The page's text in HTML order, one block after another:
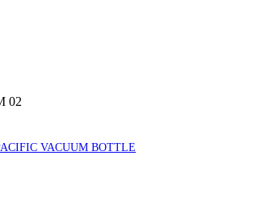
02
VACUUM BOTTLE